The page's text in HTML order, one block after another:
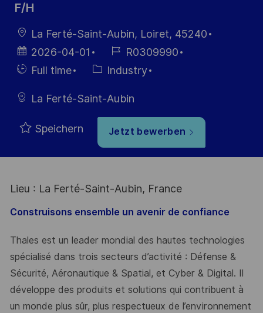
F/H
Ort
La Ferté-Saint-Aubin, Loiret, 45240
Datum der
Veröffentlichung
2026-04-01
Job-
ID
R0309990
Einstellunngstyp
Full time Kategorie
Industry
La Ferté-Saint-Aubin
Speichern Jetzt bewerben
Lieu : La Ferté-Saint-Aubin, France
Construisons ensemble un avenir de confiance
Thales est un leader mondial des hautes technologies
spécialisé dans trois secteurs d’activité : Défense &
Sécurité, Aéronautique & Spatial, et Cyber & Digital. Il
développe des produits et solutions qui contribuent à
un monde plus sûr, plus respectueux de l’environnement